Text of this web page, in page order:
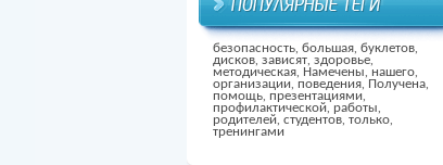
безопасность, большая, буклетов,
дисков, зависят, здоровье,
методическая, Намечены, нашего,
организации, поведения, Получена,
помощь, презентациями,
профилактической, работы,
родителей, студентов, только,
тренингами